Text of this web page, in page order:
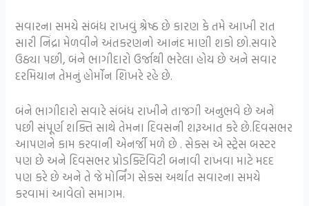
સવારના સમયે સંબંધ રાખવું શ્રેષ્ઠ છે કારણ કે તમે આખી રાત
સારી નિંદ્રા મેળવીને અંતકરણનો આનંદ માણી શકો છો.સવારે
ઉઠ્યા પછી, બંને ભાગીદારો ઉર્જાથી ભરેલા હોય છે અને સવાર
દરમિયાન તેમનું હોર્મોન શિખરે રહે છે.
બંને ભાગીદારો સવારે સંબંધ રાખીને તાજગી અનુભવે છે અને
પછી સંપૂર્ણ શક્તિ સાથે તેમના દિવસની શરૂઆત કરે છે.દિવસભર
આપણને કામ કરવાની એનર્જી મળે છે . સેક્સ એ સ્ટ્રેસ બસ્ટર
પણ છે અને દિવસભર પ્રોડક્ટિવિટી બનાવી રાખવા માટે મદદ
પણ કરે છે અને તે જે મોર્નિંગ સેક્સ અર્થાત સવારના સમયે
કરવામાં આવેલો સમાગમ.